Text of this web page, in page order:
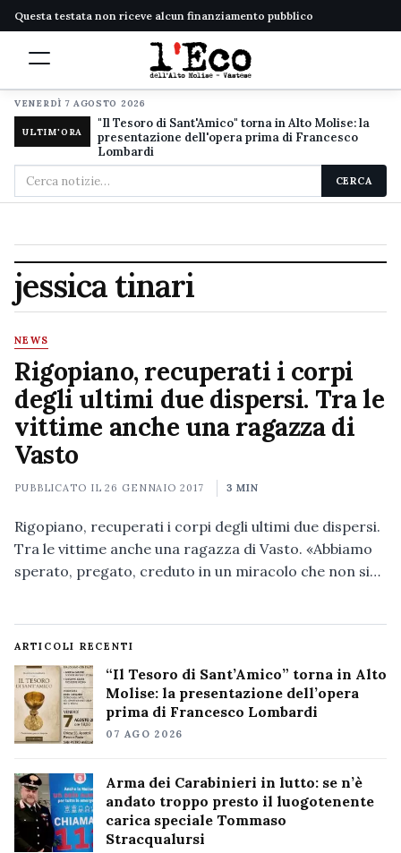
Questa testata non riceve alcun finanziamento pubblico
VENERDÌ 7 AGOSTO 2026
ULTIM'ORA
"Il Tesoro di Sant'Amico" torna in Alto Molise: la
presentazione dell'opera prima di Francesco
Lombardi
Cerca
nel
CERCA
jessica tinari
NEWS
Rigopiano, recuperati i corpi
degli ultimi due dispersi. Tra le
vittime anche una ragazza di
Vasto
PUBBLICATO IL26 GENNAIO 2017 3 MIN
Rigopiano, recuperati i corpi degli ultimi due dispersi.
Tra le vittime anche una ragazza di Vasto. «Abbiamo
sperato, pregato, creduto in un miracolo che non si…
ARTICOLI RECENTI
“Il Tesoro di Sant’Amico” torna in Alto
Molise: la presentazione dell’opera
prima di Francesco Lombardi
07 AGO 2026
Arma dei Carabinieri in lutto: se n’è
andato troppo presto il luogotenente
carica speciale Tommaso
Stracqualursi